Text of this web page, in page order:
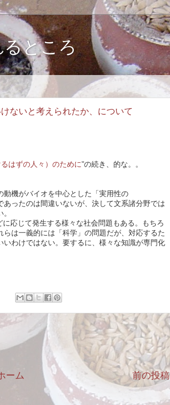
ところ
ないと考えられたか、について
はずの人々）のために"の続き、的な。。
機がバイオを中心とした「実用性の
ったのは間違いないが、決して文系諸分野では
応じて発生する様々な社会問題もある。もちろ
は一義的には「科学」の問題だが、対応するた
わけではない。要するに、様々な知識が専門化
前の投稿
ーム